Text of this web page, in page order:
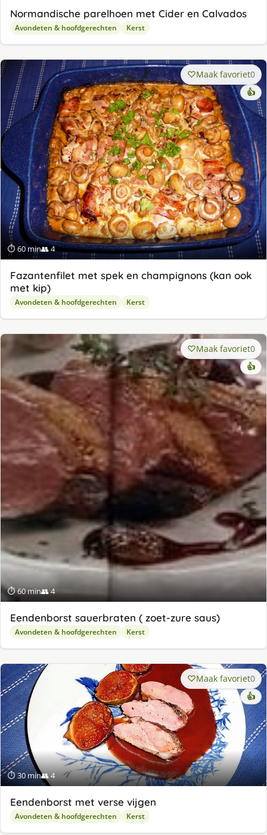
Normandische parelhoen met Cider en Calvados
Avondeten & hoofdgerechten Kerst
⏱ 60 min👥 4
Maak favoriet0
👍
Fazantenfilet met spek en champignons (kan ook
met kip)
Avondeten & hoofdgerechten Kerst
⏱ 60 min👥 4
Maak favoriet0
👍
Eendenborst sauerbraten ( zoet-zure saus)
Avondeten & hoofdgerechten Kerst
⏱ 30 min👥 4
Maak favoriet0
👍
Eendenborst met verse vijgen
Avondeten & hoofdgerechten Kerst